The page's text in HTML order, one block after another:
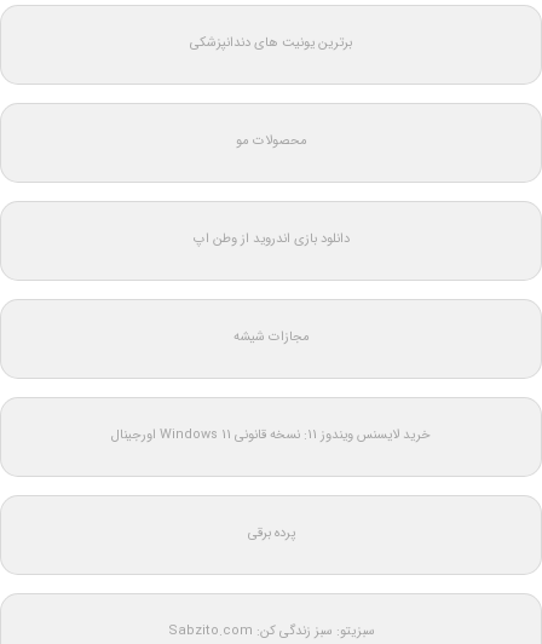
برترین یونیت های دندانپزشکی
محصولات مو
دانلود بازی اندروید از وطن اپ
مجازات شیشه
خرید لایسنس ویندوز 11: نسخه قانونی Windows 11 اورجینال
پرده برقی
سبزیتو: سبز زندگی کن: Sabzito.com